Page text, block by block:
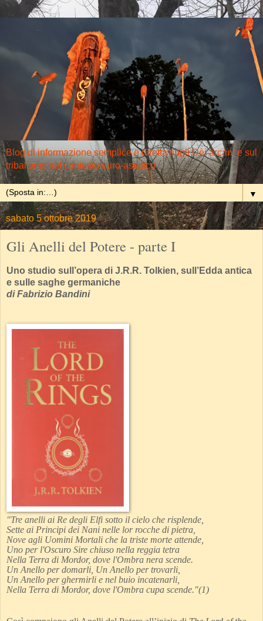
Blog di informazione semplice e diretta sugli Dèi arcani e sul
tribalismo nel contesto euro-asiatico
▼
sabato 5 ottobre 2019
Gli Anelli del Potere - parte I
Uno studio sull’opera di J.R.R. Tolkien, sull’Edda antica
e sulle saghe germaniche
di Fabrizio Bandini
"Tre anelli ai Re degli Elfi sotto il cielo che risplende,
Sette ai Principi dei Nani nelle lor rocche di pietra,
Nove agli Uomini Mortali che la triste morte attende,
Uno per l'Oscuro Sire chiuso nella reggia tetra
Nella Terra di Mordor, dove l'Ombra nera scende.
Un Anello per domarli, Un Anello per trovarli,
Un Anello per ghermirli e nel buio incatenarli,
Nella Terra di Mordor, dove l'Ombra cupa scende."(1)